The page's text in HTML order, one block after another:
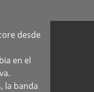
desde
en el
la banda